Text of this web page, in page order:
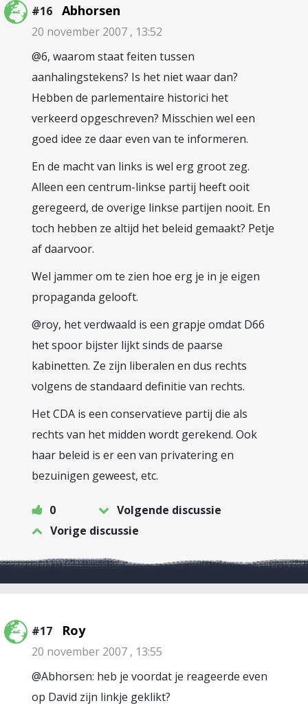
#16 Abhorsen
20 november 2007 , 13:52
@6, waarom staat feiten tussen
aanhalingstekens? Is het niet waar dan?
Hebben de parlementaire historici het
verkeerd opgeschreven? Misschien wel een
goed idee ze daar even van te informeren.
En de macht van links is wel erg groot zeg.
Alleen een centrum-linkse partij heeft ooit
geregeerd, de overige linkse partijen nooit. En
toch hebben ze altijd het beleid gemaakt? Petje
af daarvoor.
Wel jammer om te zien hoe erg je in je eigen
propaganda gelooft.
@roy, het verdwaald is een grapje omdat D66
het spoor bijster lijkt sinds de paarse
kabinetten. Ze zijn liberalen en dus rechts
volgens de standaard definitie van rechts.
Het CDA is een conservatieve partij die als
rechts van het midden wordt gerekend. Ook
haar beleid is er een van privatering en
bezuinigen geweest, etc.
0
Volgende discussie
Vorige discussie
#17 Roy
20 november 2007 , 13:55
@Abhorsen: heb je voordat je reageerde even
op David zijn linkje geklikt?